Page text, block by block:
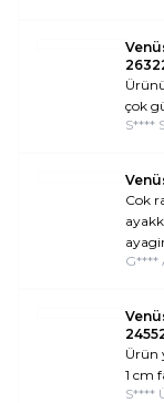
çok
S****
Cok
G****
Ürün
1 cm
S****